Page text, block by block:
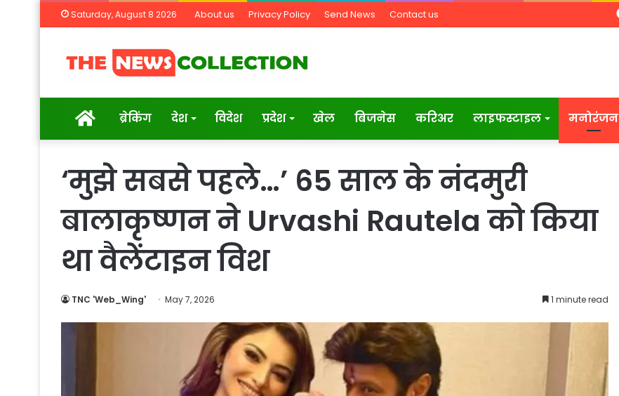
Saturday, August 8 2026 About us Privacy Policy Send News Contact us
Homeब्रेकिंग देश विदेश प्रदेश खेल बिजनेस करिअर लाइफस्टाइल मनोरंजन
‘मुझे सबसे पहले…’ 65 साल के नंदमुरी
बालाकृष्णन ने Urvashi Rautela को किया
था वैलेंटाइन विश
TNC 'Web_Wing' May 7, 2026 1 minute read